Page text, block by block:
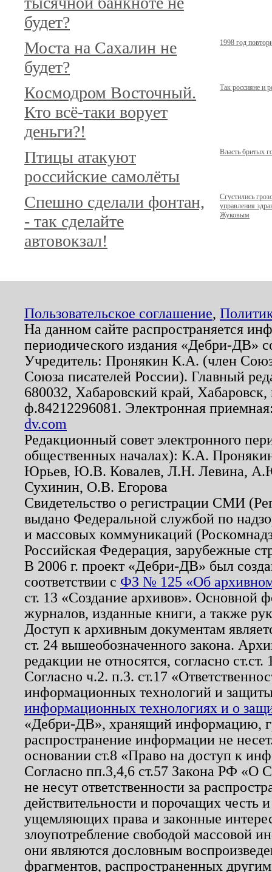
будет?
Моста на Сахалин не
будет?
1998 год
Космодром Восточный.
Кто всё-таки ворует
деньги?!
Так россияне и
Птицы атакуют
российские самолёты
Власть бритых
Спешно сделали фонтан,
- так сделайте
автовокзал!
Сгустились
управления
Жуковым
Пользовательское соглашение,
На данном сайте распространяется
периодического издания «Дебри-ДВ»
Учредитель: Пронякин К.А. (член
Союза писателей России). Главный
680032, Хабаровский край,
ф.84212296081. Электронная
dv.com
Редакционный совет электронного
общественных началах): К.А.
Юрьев, Ю.В. Ковалев, Л.Н. Левина,
Сухинин, О.В. Егорова
Свидетельство о регистрации СМИ
выдано Федеральной службой по
и массовых коммуникаций
Российская Федерация, зарубежные
В 2006 г. проект «Дебри-ДВ» был
соответствии с ФЗ № 125 «Об
ст. 13 «Создание архивов». Основной
журналов, изданные книги, а также
Доступ к архивным документам
ст. 24 вышеобозначенного закона.
редакции не относятся, согласно
Согласно ч.2. п.3. ст.17
информационных технологий и
информационных технологиях и о
«Дебри-ДВ», хранящий информацию,
распространение информации не
основании ст.8 «Право на доступ к
Согласно пп.3,4,6 ст.57 Закона РФ «О
не несут ответственности за
действительности и порочащих честь
ущемляющих права и законные
злоупотребление свободой массовой
они являются дословным
фрагментов, распространенных